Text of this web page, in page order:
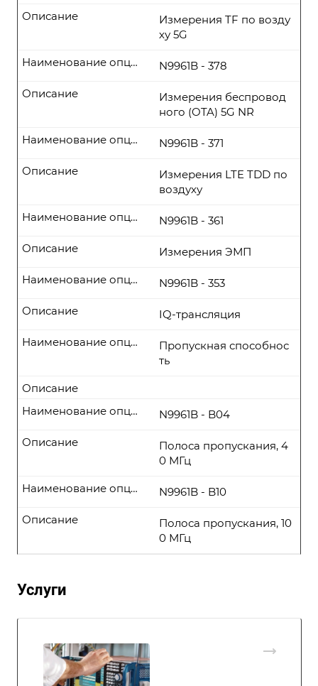
Измерения TF по возду
ху 5G
Описание
N9961B - 378
Наименование опции
Измерения беспровод
ного (OTA) 5G NR
Описание
N9961B - 371
Наименование опции
Измерения LTE TDD по
воздуху
Описание
N9961B - 361
Наименование опции
Измерения ЭМП
Описание
N9961B - 353
Наименование опции
IQ-трансляция
Описание
Пропускная способнос
ть
Наименование опции
Описание
N9961B - B04
Наименование опции
Полоса пропускания, 4
0 МГц
Описание
N9961B - B10
Наименование опции
Полоса пропускания, 10
0 МГц
Описание
Услуги